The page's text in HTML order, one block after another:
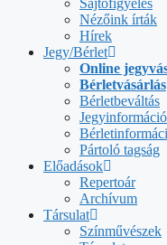
Sajtófigyelés
Nézőink írták
Hírek
Jegy/Bérlet
Online
Bérletvásárlás
Bérletbeváltás
Jegyinformáció
Pártoló tagság
Előadások
Repertoár
Archívum
Társulat
Színművészek